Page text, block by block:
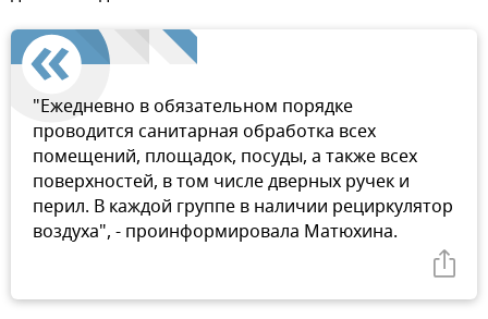
"Ежедневно в обязательном порядке
проводится санитарная обработка всех
помещений, площадок, посуды, а также всех
поверхностей, в том числе дверных ручек и
перил. В каждой группе в наличии рециркулятор
воздуха", - проинформировала Матюхина.